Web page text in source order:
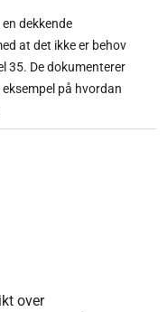
dekkende
at det ikke er behov
35. De dokumenterer
på hvordan
over